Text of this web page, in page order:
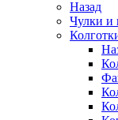
Назад
Чулки и